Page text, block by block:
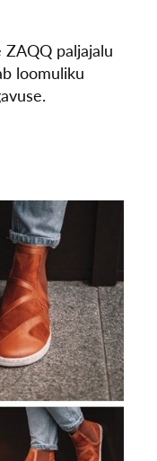
ZAQQ paljajalu
loomuliku